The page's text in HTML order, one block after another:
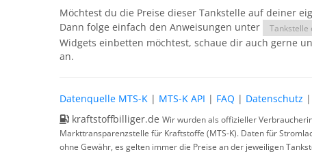
Möchtest du die Preise dieser Tankstelle auf deiner
Dann folge einfach den Anweisungen unter
Tankstelle
Widgets einbetten möchtest, schaue dir auch gerne
an.
Datenquelle MTS-K | MTS-K API | FAQ | Datenschutz |
kraftstoffbilliger.de Wir wurden als offizieller
Markttransparenzstelle für Kraftstoffe (MTS-K). Daten für
ohne Gewähr, es gelten immer die Preise an der jeweiligen